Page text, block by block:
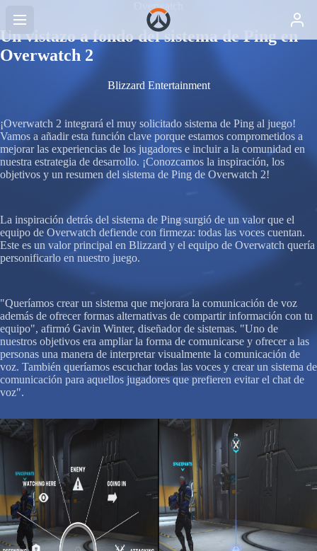
Overwatch
Un vistazo a fondo del sistema de Ping en
Overwatch 2
Blizzard Entertainment
¡Overwatch 2 integrará el muy solicitado sistema de Ping al juego!
Vamos a añadir esta función clave porque estamos comprometidos a
mejorar las experiencias de los jugadores e incluir a la comunidad en
nuestra estrategia de desarrollo. ¡Conozcamos la inspiración, los
objetivos y un resumen del sistema de Ping de Overwatch 2!
La inspiración detrás del sistema de Ping surgió de un valor que el
equipo de Overwatch defiende con firmeza: todas las voces cuentan.
Este es un valor principal en Blizzard y el equipo de Overwatch quería
personificarlo en nuestro juego.
"Queríamos crear un sistema que mejorara la comunicación de voz
además de ofrecer formas alternativas de compartir información con tu
equipo", afirmó Gavin Winter, diseñador de sistemas. "Uno de
nuestros objetivos era ampliar la forma de comunicarse y ofrecer a las
personas una manera de interpretar visualmente la comunicación de
voz. También queríamos escuchar todas las voces y crear un sistema de
comunicación para aquellos jugadores que prefieren evitar el chat de
voz".